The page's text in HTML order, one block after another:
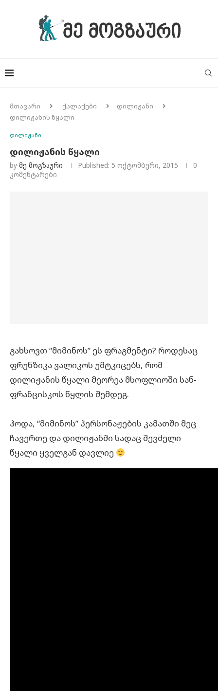
მთავარი ქალაქები
დილიჟანი
დილიჟანის წყალი
დილიჟანი
დილიჟანის წყალი
by Მე Მოგზაური Published: 5 ოქტომბერი, 2015
0
კომენტარები
გახსოვთ “მიმინოს” ეს ფრაგმენტი? როდესაც
ფრუნზიკა ვალიკოს უმტკიცებს, რომ
დილიჟანის წყალი მეორეა მსოფლიოში სან-
ფრანცისკოს წყლის შემდეგ.
ჰოდა, “მიმინოს” პერსონაჟების კამათში მეც
ჩავერთე და დილიჟანში სადაც შევძელი
წყალი ყველგან დავლიე